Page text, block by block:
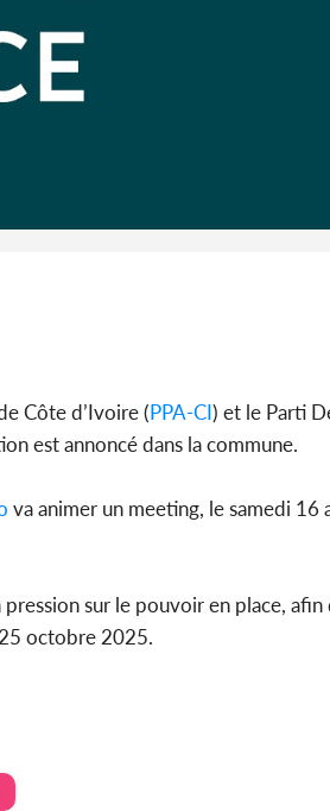
Côte d’Ivoire (PPA-CI) et le Parti
est annoncé dans la commune.
va animer un meeting, le samedi 16
sur le pouvoir en place, afin
octobre 2025.